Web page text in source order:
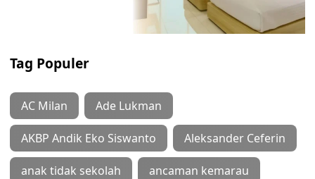
Tag Populer
AC Milan Ade Lukman
AKBP Andik Eko Siswanto Aleksander Ceferin
anak tidak sekolah ancaman kemarau